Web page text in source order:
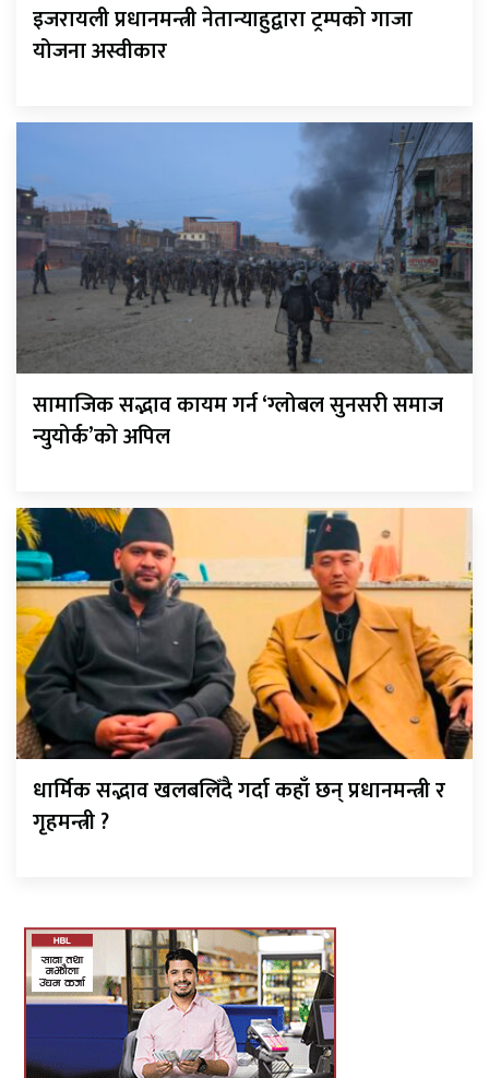
इजरायली प्रधानमन्त्री नेतान्याहुद्वारा ट्रम्पको गाजा
योजना अस्वीकार
सामाजिक सद्भाव कायम गर्न ‘ग्लोबल सुनसरी समाज
न्युयोर्क’को अपिल
धार्मिक सद्भाव खलबलिँदै गर्दा कहाँ छन् प्रधानमन्त्री र
गृहमन्त्री ?